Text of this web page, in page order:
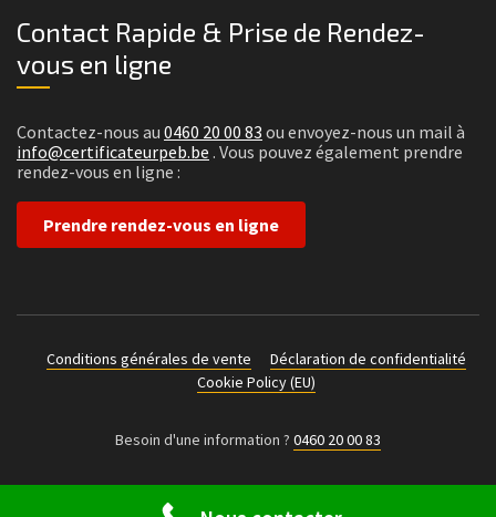
Contact Rapide & Prise de Rendez-
vous en ligne
Contactez-nous au 0460 20 00 83 ou envoyez-nous un mail à
info@certificateurpeb.be . Vous pouvez également prendre
rendez-vous en ligne :
Prendre rendez-vous en ligne
Conditions générales de vente
Déclaration de confidentialité
Cookie Policy (EU)
Besoin d'une information ? 0460 20 00 83